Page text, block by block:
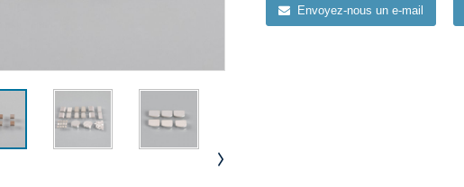
Envoyez-nous un e-mail